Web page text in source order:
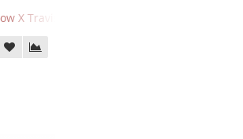
X Travis Scott Reverse Mocha